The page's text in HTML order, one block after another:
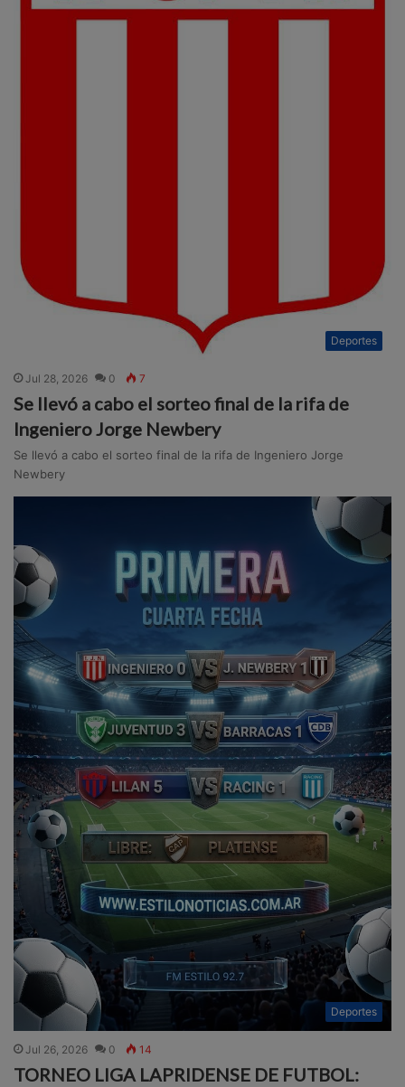
Deportes
Jul 28, 2026 0 7
Se llevó a cabo el sorteo final de la rifa de
Ingeniero Jorge Newbery
Se llevó a cabo el sorteo final de la rifa de Ingeniero Jorge
Newbery
Deportes
Jul 26, 2026 0 14
TORNEO LIGA LAPRIDENSE DE FUTBOL: